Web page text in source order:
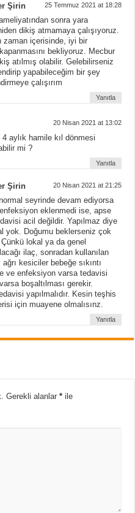
Şirin 25 Temmuz 2021 at 18:28
sonra yara
dikiş atmamaya çalışıyoruz.
zaman içerisinde, iyi bir
bekliyoruz. Mecbur
atılmış olabilir. Gelebilirseniz
yapabileceğim bir şey
çalışırım
Yanıtla
20 Nisan 2021 at 13:02
aylık hamile kıl dönmesi
mi ?
Yanıtla
Şirin 20 Nisan 2021 at 21:25
seyrinde devam ediyorsa
eklenmedi ise, apse
acil değildir. Yapılmaz diye
yok. Doğumu beklerseniz çok
lokal ya da genel
ilaç, sonradan kullanılan
kesiciler bebeğe sıkıntı
ve enfeksiyon varsa tedavisi
boşaltılması gerekir.
yapılmalıdır. Kesin teşhis
için muayene olmalısınz.
Yanıtla
Gerekli alanlar* ile